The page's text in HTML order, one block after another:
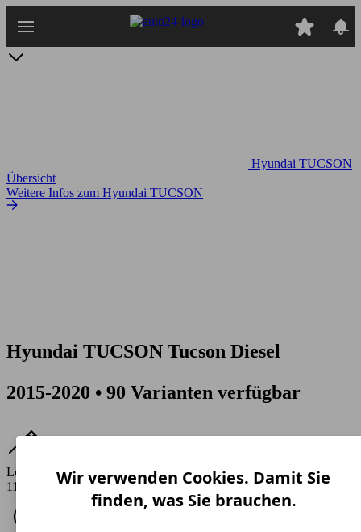
Hauptinhalt
Hyundai TUCSON
Übersicht
Weitere Infos zum Hyundai TUCSON
Hyundai TUCSON Tucson Diesel
2015-2020 • 90 Varianten verfügbar
Leistung
116 - 185 PSWir verwenden Cookies. Damit Sie
finden, was Sie brauchen.